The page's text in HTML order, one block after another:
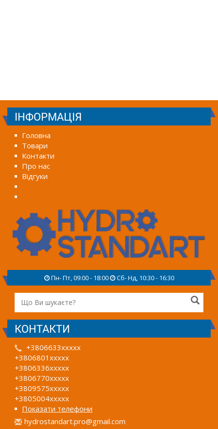
ІНФОРМАЦІЯ
Головна
Товари
Контакти
Про нас
Відгуки
Пн- Пт, 09:00 - 18:00 Сб- Нд, 10:30 - 16:30
КОНТАКТИ
+3806633xxxxx
+3806801xxxxx
+3806336xxxxx
+3806770xxxxx
+3809575xxxxx
+3805004xxxxx
Показати телефони
hydrostandart.pro@gmail.com